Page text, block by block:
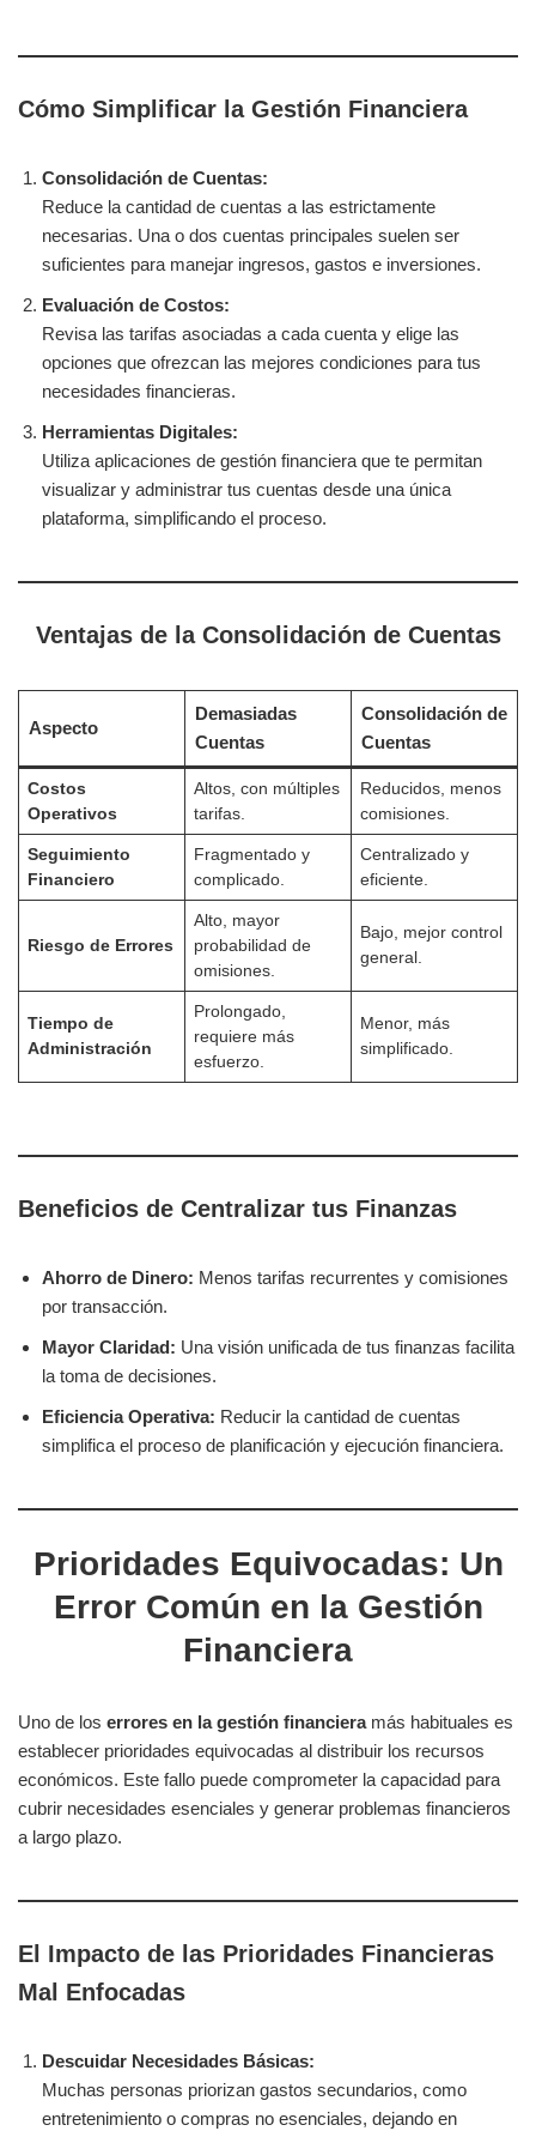
Cómo Simplificar la Gestión Financiera
Consolidación de Cuentas:
Reduce la cantidad de cuentas a las estrictamente
necesarias. Una o dos cuentas principales suelen ser
suficientes para manejar ingresos, gastos e inversiones.
Evaluación de Costos:
Revisa las tarifas asociadas a cada cuenta y elige las
opciones que ofrezcan las mejores condiciones para tus
necesidades financieras.
Herramientas Digitales:
Utiliza aplicaciones de gestión financiera que te permitan
visualizar y administrar tus cuentas desde una única
plataforma, simplificando el proceso.
Ventajas de la Consolidación de Cuentas
Aspecto
Demasiadas
Cuentas
Consolidación de
Cuentas
Costos
Operativos
Altos, con múltiples
tarifas.
Reducidos, menos
comisiones.
Seguimiento
Financiero
Fragmentado y
complicado.
Centralizado y
eficiente.
Riesgo de Errores
Alto, mayor
probabilidad de
omisiones.
Bajo, mejor control
general.
Tiempo de
Administración
Prolongado,
requiere más
esfuerzo.
Menor, más
simplificado.
Beneficios de Centralizar tus Finanzas
Ahorro de Dinero: Menos tarifas recurrentes y comisiones
por transacción.
Mayor Claridad: Una visión unificada de tus finanzas facilita
la toma de decisiones.
Eficiencia Operativa: Reducir la cantidad de cuentas
simplifica el proceso de planificación y ejecución financiera.
Prioridades Equivocadas: Un
Error Común en la Gestión
Financiera
Uno de los errores en la gestión financieramás habituales es
establecer prioridades equivocadas al distribuir los recursos
económicos. Este fallo puede comprometer la capacidad para
cubrir necesidades esenciales y generar problemas financieros
a largo plazo.
El Impacto de las Prioridades Financieras
Mal Enfocadas
Descuidar Necesidades Básicas:
Muchas personas priorizan gastos secundarios, como
entretenimiento o compras no esenciales, dejando en